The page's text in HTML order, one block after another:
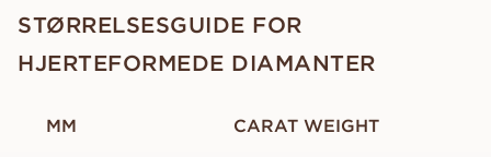
STØRRELSESGUIDE FOR
HJERTEFORMEDE DIAMANTER
MM CARAT WEIGHT